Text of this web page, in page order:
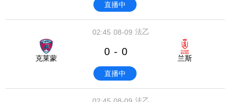
直播中
08-09
02:45 法乙
克莱蒙
0 - 0
兰斯
直播中